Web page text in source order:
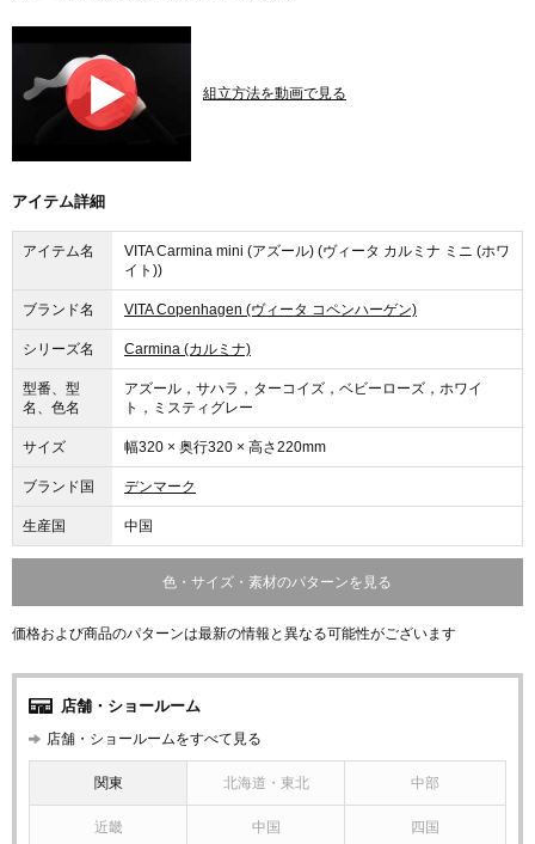
組立方法を動画で見る
アイテム詳細
アイテム名
VITA Carmina mini (アズール) (ヴィータ カルミナ ミニ (ホワ
イト))
ブランド名 VITA Copenhagen (ヴィータ コペンハーゲン)
シリーズ名 Carmina (カルミナ)
型番、型
名、色名
アズール，サハラ，ターコイズ，ベビーローズ，ホワイ
ト，ミスティグレー
サイズ 幅320 × 奥行320 × 高さ220mm
ブランド国 デンマーク
生産国 中国
色・サイズ・素材のパターンを見る
価格および商品のパターンは最新の情報と異なる可能性がございます
店舗・ショールーム
店舗・ショールームをすべて見る
関東 北海道・東北 中部
近畿 中国 四国